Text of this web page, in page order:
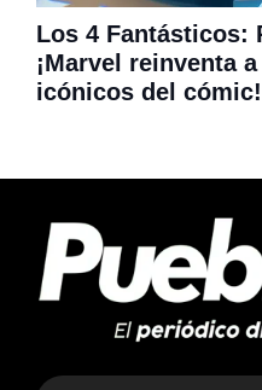
Los 4 Fantásticos:
¡Marvel reinventa
icónicos del cómic!